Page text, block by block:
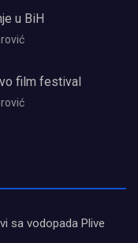
u BiH
film festival
sa vodopada Plive